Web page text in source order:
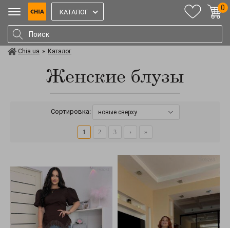
КАТАЛОГ
0
Chia.ua » Каталог
Женские блузы
Сортировка: новые сверху
1 2 3 › »